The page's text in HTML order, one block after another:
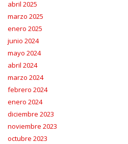
abril 2025
marzo 2025
enero 2025
junio 2024
mayo 2024
abril 2024
marzo 2024
febrero 2024
enero 2024
diciembre 2023
noviembre 2023
octubre 2023